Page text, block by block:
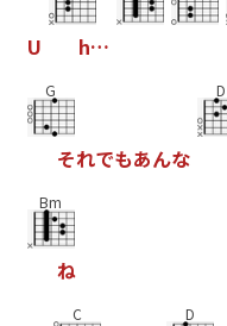
U h…
G
それでもあんな
D
Bm
ね
C D